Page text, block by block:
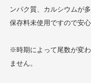
ンパク質、カルシウムが
保存料未使用ですので安心
※時期によって尾数が変
ません。